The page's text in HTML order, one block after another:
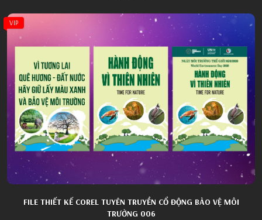
VIP
FILE THIẾT KẾ COREL TUYÊN TRUYỀN CỔ ĐỘNG BẢO VỆ MÔI
TRƯỜNG 006